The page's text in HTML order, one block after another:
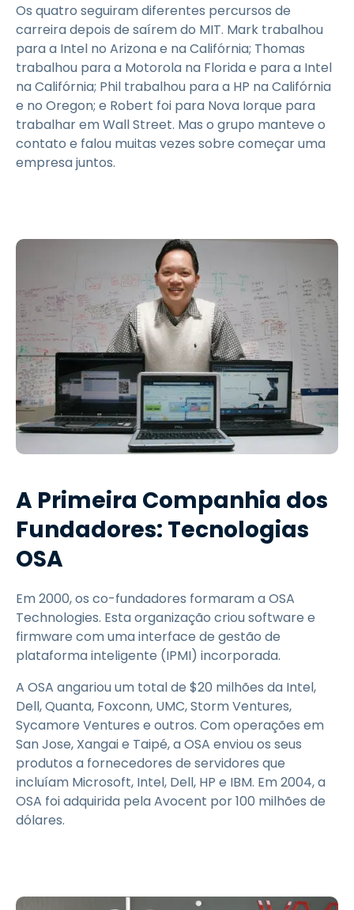
Os quatro seguiram diferentes percursos de
carreira depois de saírem do MIT. Mark trabalhou
para a Intel no Arizona e na Califórnia; Thomas
trabalhou para a Motorola na Florida e para a Intel
na Califórnia; Phil trabalhou para a HP na Califórnia
e no Oregon; e Robert foi para Nova Iorque para
trabalhar em Wall Street. Mas o grupo manteve o
contato e falou muitas vezes sobre começar uma
empresa juntos.
A Primeira Companhia dos
Fundadores: Tecnologias
OSA
Em 2000, os co-fundadores formaram a OSA
Technologies. Esta organização criou software e
firmware com uma interface de gestão de
plataforma inteligente (IPMI) incorporada.
A OSA angariou um total de $20 milhões da Intel,
Dell, Quanta, Foxconn, UMC, Storm Ventures,
Sycamore Ventures e outros. Com operações em
San Jose, Xangai e Taipé, a OSA enviou os seus
produtos a fornecedores de servidores que
incluíam Microsoft, Intel, Dell, HP e IBM. Em 2004, a
OSA foi adquirida pela Avocent por 100 milhões de
dólares.